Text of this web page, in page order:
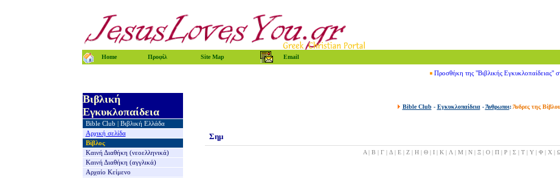
Home Προφίλ Site Map Email
Προσθήκη της "Βιβλικής Εγκυκλοπαίδειας"
Βιβλική
Εγκυκλοπαίδεια
Bible Club
Βιβλική Ελλάδα
Αρχική σελίδα
Βίβλος
Καινή Διαθήκη (νεοελληνικά)
Καινή Διαθήκη (αγγλικά)
Αρχαίο Κείμενο
Bible Club- Εγκυκλοπαίδεια-Άνθρωποι:Άνδρες της Βίβλου
Σημ
Α | Β | Γ | Δ | Ε | Ζ | Η | Θ | Ι | Κ | Λ | Μ | Ν | Ξ | Ο | Π | Ρ | Σ | Τ | Υ | Φ | Χ |